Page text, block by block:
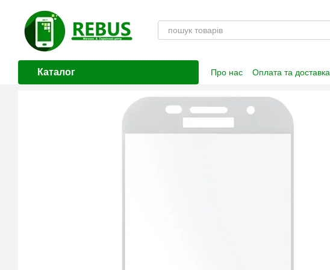
Перейти до основного контенту
Каталог Про нас Оплата та доставка